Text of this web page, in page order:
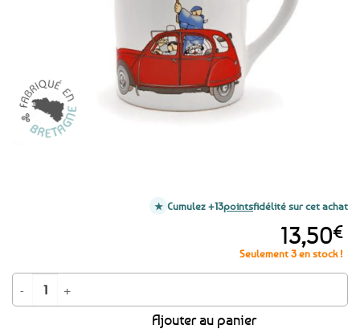
13,50€
Seulement 3 en stock !
quantité de Mug Mam' Goudig 2CV et drapeau breton
Ajouter au panier
Cumulez +13pointsfidélité sur cet achat